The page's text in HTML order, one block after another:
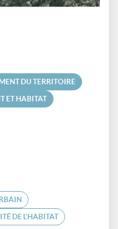
DU TERRITOIRE
ET HABITAT
DE L'HABITAT